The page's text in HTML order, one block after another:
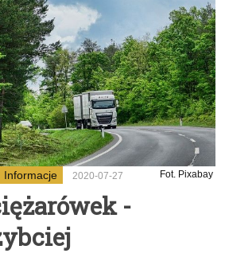
Informacje 2020-07-27 Fot. Pixabay
-